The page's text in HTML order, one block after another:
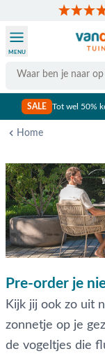
Search
MENU
SALE Tot wel 50%
Home
Pre-order je
Kijk jij ook zo uit
zonnetje op je
de vogeltjes die